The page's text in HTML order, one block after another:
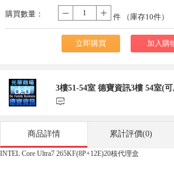
購買數量：
- 件 （庫存10件）
立即購買 加入購
3樓51-54室 德寶資訊3樓 54室(
󰃨
商品詳情 累計評價(0)
INTEL Core Ultra7 265KF(8P+12E)20核代理盒